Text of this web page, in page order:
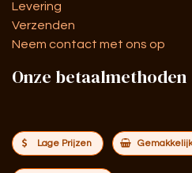
Levering
Verzenden
Neem contact met ons op
Onze betaalmethoden
Lage Prijzen